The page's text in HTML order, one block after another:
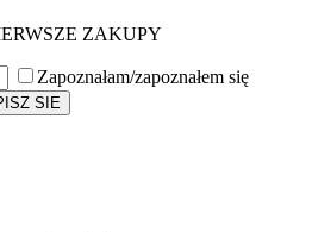
ZAKUPY
Zapoznałam/zapoznałem się